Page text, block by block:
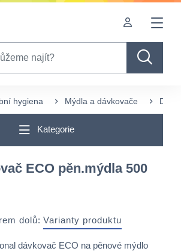
hygiena Mýdla a dávkovače
Kategorie
ECO pěn.mýdla 500
dolů: Varianty produktu
dávkovač ECO na pěnové mýdlo